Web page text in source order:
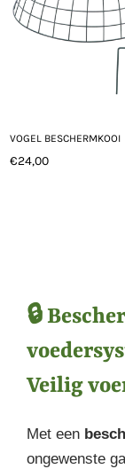
VOGEL BESCHERMKOOI
Normale
€24,00
🔒
Veilig
Met een
ongewenste